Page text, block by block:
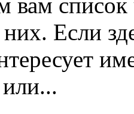
вам
них. Если